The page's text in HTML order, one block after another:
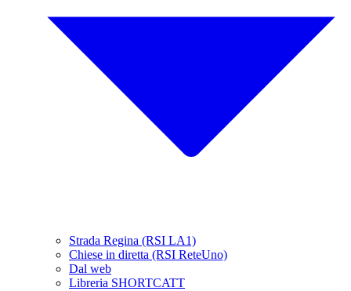
Strada Regina (RSI LA1)
Chiese in diretta (RSI ReteUno)
Dal web
Libreria SHORTCATT